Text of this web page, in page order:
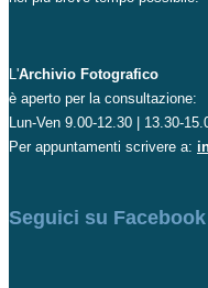
L'Archivio Fotografico
è aperto per la consultazione:
Lun-Ven 9.00-12.30 | 13.30-
Per appuntamenti scrivere a:
Seguici su Facebook